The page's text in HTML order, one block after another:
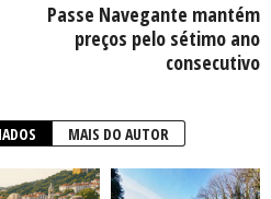
Passe Navegante mantém
preços pelo sétimo ano
consecutivo
MAIS DO AUTOR